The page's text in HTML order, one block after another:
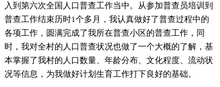
入到第六次全国人口普查工作当中。从参加普查员培训到
普查工作结束历时1个多月，我认真做好了普查过程中的
各项工作，圆满完成了我所在普查小区的普查工作，同
时，我对全村的人口普查状况也做了一个大概的了解，基
本掌握了我村的人口数量、年龄分布、文化程度、流动状
况等信息，为我做好计划生育工作打下良好的基础。